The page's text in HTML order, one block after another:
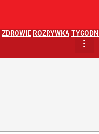
ZDROWIE ROZRYWKA